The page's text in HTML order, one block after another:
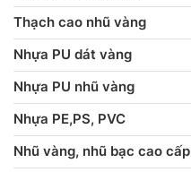
Thạch cao nhũ vàng
Nhựa PU dát vàng
Nhựa PU nhũ vàng
Nhựa PE,PS, PVC
Nhũ vàng, nhũ bạc cao cấp